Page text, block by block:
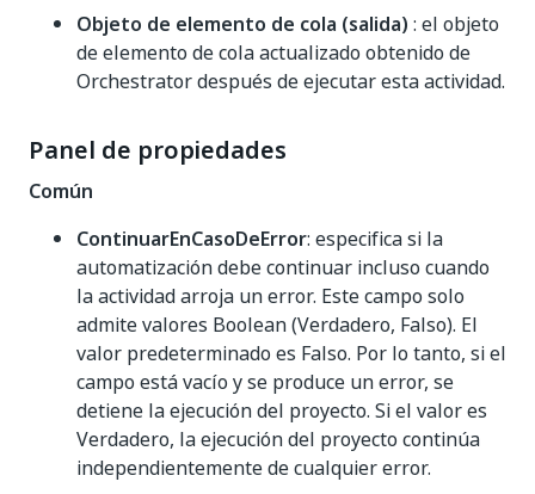
Objeto de elemento de cola (salida) : el objeto
de elemento de cola actualizado obtenido de
Orchestrator después de ejecutar esta actividad.
Panel de propiedades
Común
ContinuarEnCasoDeError: especifica si la
automatización debe continuar incluso cuando
la actividad arroja un error. Este campo solo
admite valores Boolean (Verdadero, Falso). El
valor predeterminado es Falso. Por lo tanto, si el
campo está vacío y se produce un error, se
detiene la ejecución del proyecto. Si el valor es
Verdadero, la ejecución del proyecto continúa
independientemente de cualquier error.